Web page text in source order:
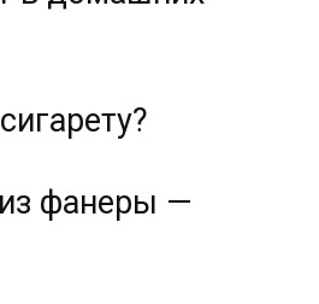
фанеры —